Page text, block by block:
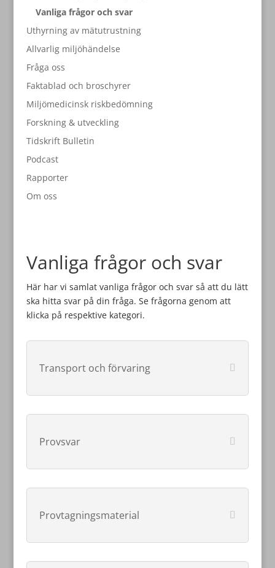
Vanliga frågor och svar
Uthyrning av mätutrustning
Allvarlig miljöhändelse
Fråga oss
Faktablad och broschyrer
Miljömedicinsk riskbedömning
Forskning & utveckling
Tidskrift Bulletin
Podcast
Rapporter
Om oss
Vanliga frågor och svar
Här har vi samlat vanliga frågor och svar så att du lätt
ska hitta svar på din fråga. Se frågorna genom att
klicka på respektive kategori.
Transport och förvaring
Provsvar
Provtagningsmaterial